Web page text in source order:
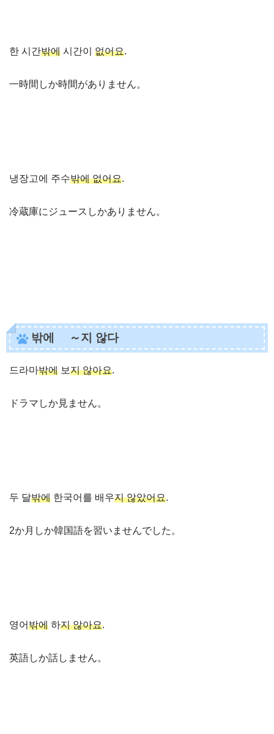
한 시간밖에 시간이 없어요.
一時間しか時間がありません。
냉장고에 주수밖에 없어요.
冷蔵庫にジュースしかありません。
밖에 ～지 않다
드라마밖에 보지 않아요.
ドラマしか見ません。
두 달밖에 한국어를 배우지 않았어요.
2か月しか韓国語を習いませんでした。
영어밖에 하지 않아요.
英語しか話しません。